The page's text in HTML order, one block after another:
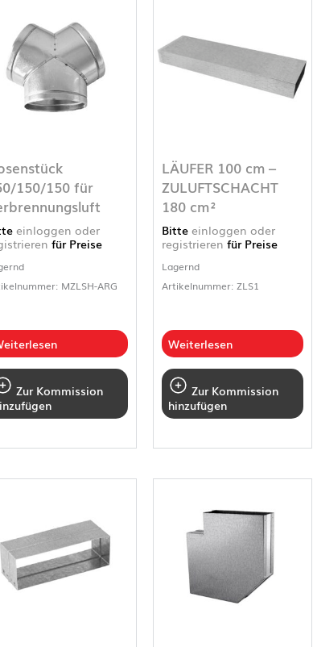
150/150 für
einloggen oder
für Preise
MZLSH-ARG
Zur Kommission
LÄUFER 100 cm –
ZULUFTSCHACHT
180 cm²
Bitte einloggen oder
registrieren für Preise
Lagernd
Artikelnummer: ZLS1
Weiterlesen
Zur Kommission
hinzufügen